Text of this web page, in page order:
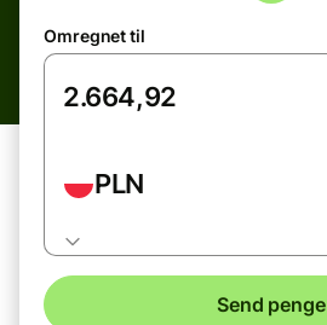
Omregnet til
PLN
Send penge